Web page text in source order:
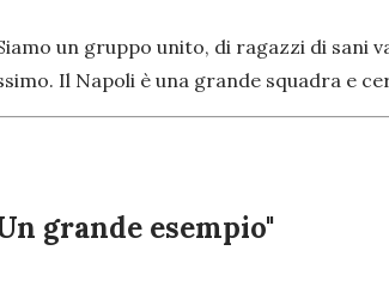
un gruppo unito, di ragazzi di sani
Il Napoli è una grande squadra e
grande esempio"